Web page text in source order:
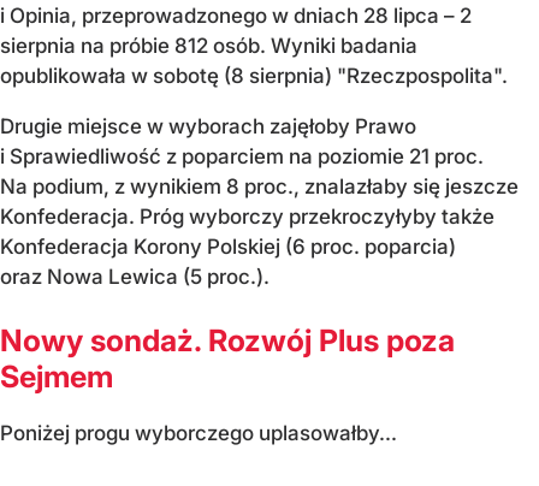
i Opinia, przeprowadzonego w dniach 28 lipca – 2
sierpnia na próbie 812 osób. Wyniki badania
opublikowała w sobotę (8 sierpnia) "Rzeczpospolita".
Drugie miejsce w wyborach zajęłoby Prawo
i Sprawiedliwość z poparciem na poziomie 21 proc.
Na podium, z wynikiem 8 proc., znalazłaby się jeszcze
Konfederacja. Próg wyborczy przekroczyłyby także
Konfederacja Korony Polskiej (6 proc. poparcia)
oraz Nowa Lewica (5 proc.).
Nowy sondaż. Rozwój Plus poza
Sejmem
Poniżej progu wyborczego uplasowałby...